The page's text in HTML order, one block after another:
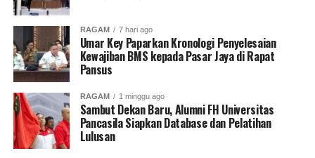
RAGAM 7 hari ago
Umar Key Paparkan Kronologi Penyelesaian
Kewajiban BMS kepada Pasar Jaya di Rapat
Pansus
RAGAM 1 minggu ago
Sambut Dekan Baru, Alumni FH Universitas
Pancasila Siapkan Database dan Pelatihan
Lulusan